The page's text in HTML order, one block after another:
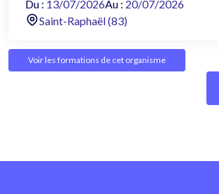
Du : 13/07/2026Au : 20/07/2026
Saint-Raphaël (83)
Voir les formations de cet organisme